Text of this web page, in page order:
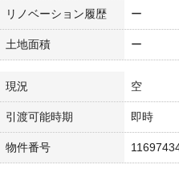
リノベーション履歴 ー
土地面積 ー
現況 空
引渡可能時期 即時
物件番号